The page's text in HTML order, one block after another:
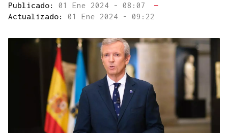
Publicado: 01 Ene 2024 - 08:07
—
Actualizado: 01 Ene 2024 - 09:22